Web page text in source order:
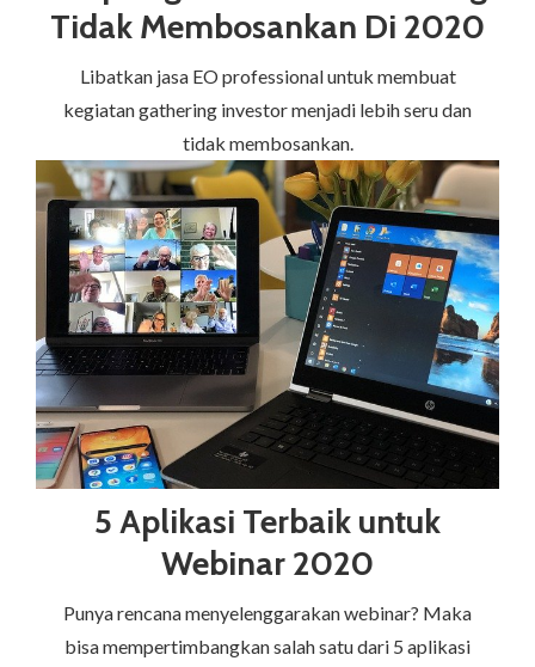
Tidak Membosankan Di 2020
Libatkan jasa EO professional untuk membuat
kegiatan gathering investor menjadi lebih seru dan
tidak membosankan.
5 Aplikasi Terbaik untuk
Webinar 2020
Punya rencana menyelenggarakan webinar? Maka
bisa mempertimbangkan salah satu dari 5 aplikasi